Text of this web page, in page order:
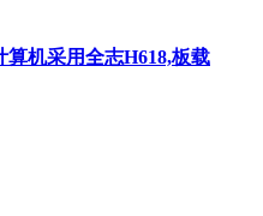
机采用全志H618,板载